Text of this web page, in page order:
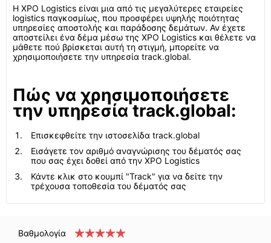
Η XPO Logistics είναι μια από τις μεγαλύτερες εταιρείες
logistics παγκοσμίως, που προσφέρει υψηλής ποιότητας
υπηρεσίες αποστολής και παράδοσης δεμάτων. Αν έχετε
αποστείλει ένα δέμα μέσω της XPO Logistics και θέλετε να
μάθετε πού βρίσκεται αυτή τη στιγμή, μπορείτε να
χρησιμοποιήσετε την υπηρεσία track.global.
Πώς να χρησιμοποιήσετε
την υπηρεσία track.global:
Επισκεφθείτε την ιστοσελίδα track.global
Εισάγετε τον αριθμό αναγνώρισης του δέματός σας
που σας έχει δοθεί από την XPO Logistics
Κάντε κλικ στο κουμπί "Track" για να δείτε την
τρέχουσα τοποθεσία του δέματός σας
Βαθμολογία